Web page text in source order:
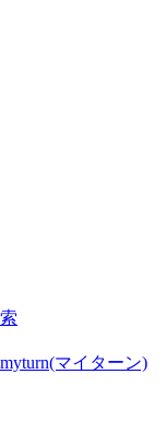
マイターン)